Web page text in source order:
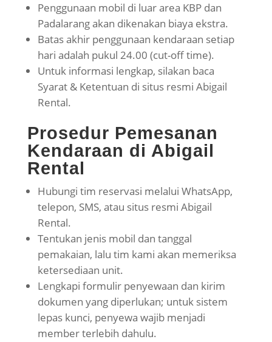
Penggunaan mobil di luar area KBP dan
Padalarang akan dikenakan biaya ekstra.
Batas akhir penggunaan kendaraan setiap
hari adalah pukul 24.00 (cut-off time).
Untuk informasi lengkap, silakan baca
Syarat & Ketentuan di situs resmi Abigail
Rental.
Prosedur Pemesanan
Kendaraan di Abigail
Rental
Hubungi tim reservasi melalui WhatsApp,
telepon, SMS, atau situs resmi Abigail
Rental.
Tentukan jenis mobil dan tanggal
pemakaian, lalu tim kami akan memeriksa
ketersediaan unit.
Lengkapi formulir penyewaan dan kirim
dokumen yang diperlukan; untuk sistem
lepas kunci, penyewa wajib menjadi
member terlebih dahulu.